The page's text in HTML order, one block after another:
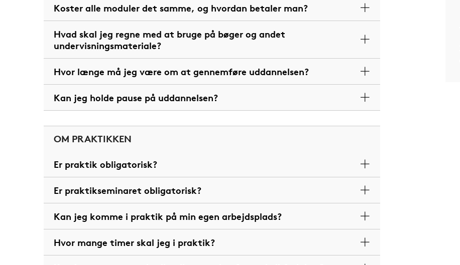
Koster alle moduler det samme, og hvordan betaler man?
Hvad skal jeg regne med at bruge på bøger og andet
undervisningsmateriale?
Hvor længe må jeg være om at gennemføre uddannelsen?
Kan jeg holde pause på uddannelsen?
OM PRAKTIKKEN
Er praktik obligatorisk?
Er praktikseminaret obligatorisk?
Kan jeg komme i praktik på min egen arbejdsplads?
Hvor mange timer skal jeg i praktik?